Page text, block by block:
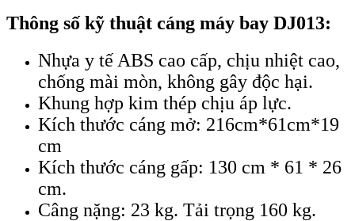
Thông số kỹ thuật cáng máy bay DJ013:
Nhựa y tế ABS cao cấp, chịu nhiệt cao,
chống mài mòn, không gây độc hại.
Khung hợp kim thép chịu áp lực.
Kích thước cáng mở: 216cm*61cm*19
cm
Kích thước cáng gấp: 130 cm * 61 * 26
cm.
Câng nặng: 23 kg. Tải trọng 160 kg.